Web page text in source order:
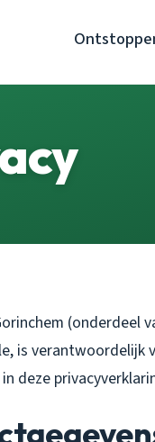
(onderdeel
is verantwoordelijk
deze